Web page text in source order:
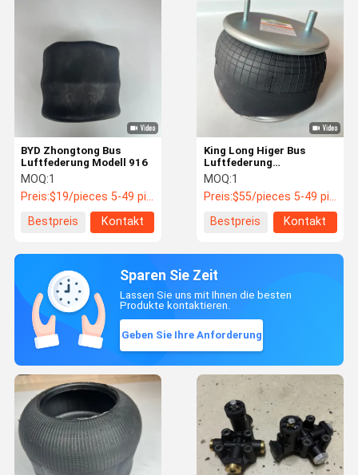
BYD Zhongtong Bus
Luftfederung Modell 916
MOQ:1
Preis:$19/pieces 5-49 pieces
Bestpreis
Kontakt
King Long Higer Bus
Luftfederung
Frühjahrsanordnung
W01-358-9039
MOQ:1
Preis:$55/pieces 5-49 pieces
Bestpreis
Kontakt
Sparen Sie Zeit
Lassen Sie uns mit Ihnen die besten
Produkte kontaktieren.
Geben Sie Ihre Anforderung